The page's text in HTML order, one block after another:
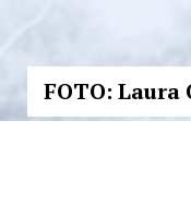
FOTO: